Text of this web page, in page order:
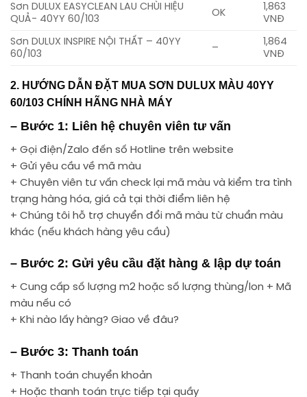
Sơn DULUX EASYCLEAN LAU CHÙI HIỆU
QUẢ- 40YY 60/103
OK
1,863
VNĐ
Sơn DULUX INSPIRE NỘI THẤT – 40YY
60/103
–
1,864
VNĐ
2. HƯỚNG DẪN ĐẶT MUA SƠN DULUX MÀU 40YY
60/103 CHÍNH HÃNG NHÀ MÁY
– Bước 1: Liên hệ chuyên viên tư vấn
+ Gọi điện/Zalo đến số Hotline trên website
+ Gửi yêu cầu về mã màu
+ Chuyên viên tư vấn check lại mã màu và kiểm tra tình
trạng hàng hóa, giá cả tại thời điểm liên hệ
+ Chúng tôi hỗ trợ chuyển đổi mã màu từ chuẩn màu
khác (nếu khách hàng yêu cầu)
– Bước 2: Gửi yêu cầu đặt hàng & lập dự toán
+ Cung cấp số lượng m2 hoặc số lượng thùng/lon + Mã
màu nếu có
+ Khi nào lấy hàng? Giao về đâu?
– Bước 3: Thanh toán
+ Thanh toán chuyển khoản
+ Hoặc thanh toán trực tiếp tại quầy